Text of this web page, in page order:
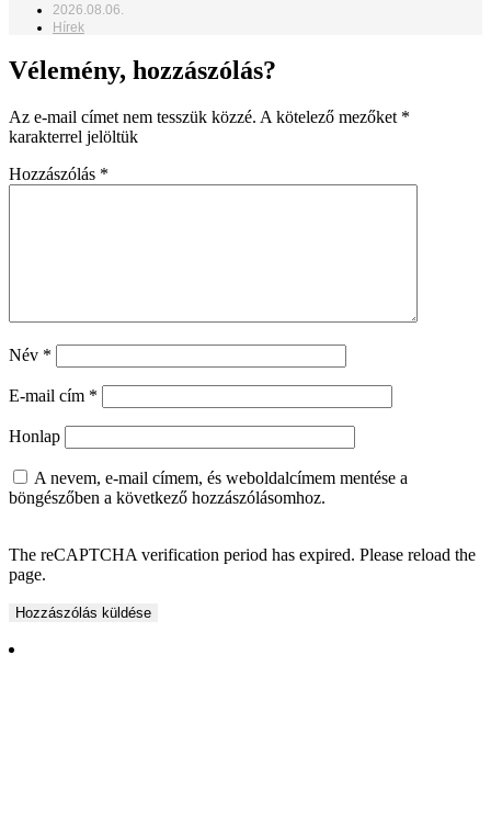
2026.08.06.
Hírek
Vélemény, hozzászólás?
Az e-mail címet nem tesszük közzé. A kötelező mezőket *
karakterrel jelöltük
Hozzászólás *
Név *
E-mail cím *
Honlap
A nevem, e-mail címem, és weboldalcímem mentése a
böngészőben a következő hozzászólásomhoz.
The reCAPTCHA verification period has expired. Please reload the
page.